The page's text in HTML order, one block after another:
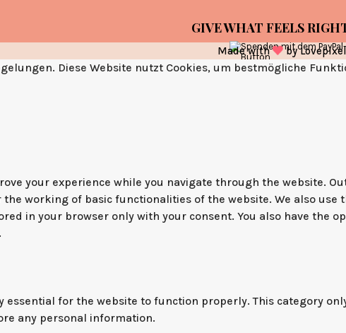
GIVE WHAT FEELS
Made with by
Diese Website nutzt Cookies, um bestmögliche
your experience while you navigate through the website.
working of basic functionalities of the website. We also
in your browser only with your consent. You also have the
essential for the website to function properly. This category
any personal information.